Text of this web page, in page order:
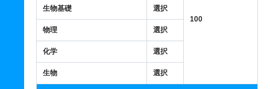
100
生物基礎 選択
物理 選択
化学 選択
生物 選択